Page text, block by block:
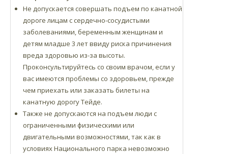
Не допускается совершать подъем по канатной
дороге лицам с сердечно-сосудистыми
заболеваниями, беременным женщинам и
детям младше 3 лет ввиду риска причинения
вреда здоровью из-за высоты.
Проконсультируйтесь со своим врачом, если у
вас имеются проблемы со здоровьем, прежде
чем приехать или заказать билеты на
канатную дорогу Тейде.
Также не допускаются на подъем люди с
ограниченными физическими или
двигательными возможностями, так как в
условиях Национального парка невозможно